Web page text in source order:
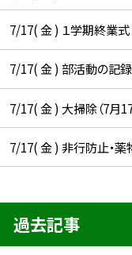
7/17( 金 ) １学期終業式（
7/17( 金 ) 部活動の記録
7/17( 金 ) 大掃除（7月17
7/17( 金 ) 非行防止・薬
過去記事